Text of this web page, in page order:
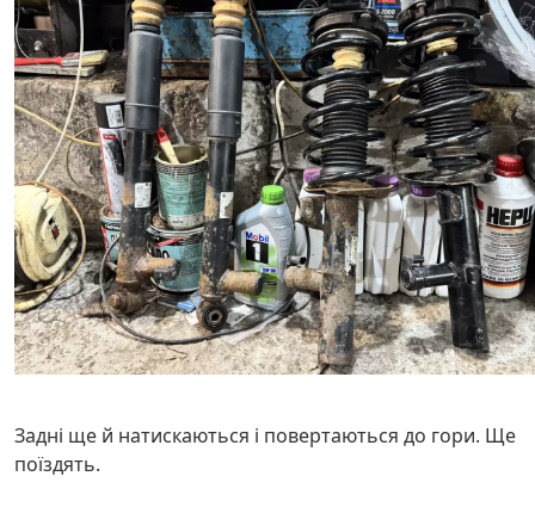
Задні ще й натискаються і повертаються до гори. Ще
поїздять.